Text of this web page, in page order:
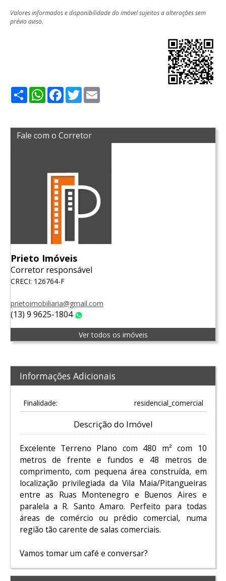
Valores informados e disponibilidade do imóvel sujeitos a alterações sem
prévio aviso.
ShareWhatsApp
Facebook
Twitter
Fale com o Corretor
Prieto Imóveis
Corretor responsável
CRECI: 126764-F
prietoimobiliaria@gmail.com
(13) 9 9625-1804
Ver todos os imóveis
Informações Adicionais
Finalidade: residencial_comercial
Descrição do Imóvel
Excelente Terreno Plano com 480 m² com 10
metros de frente e fundos e 48 metros de
comprimento, com pequena área construída, em
localização privilegiada da Vila Maia/Pitangueiras
entre as Ruas Montenegro e Buenos Aires e
paralela a R. Santo Amaro. Perfeito para todas
áreas de comércio ou prédio comercial, numa
região tão carente de salas comerciais.
Vamos tomar um café e conversar?